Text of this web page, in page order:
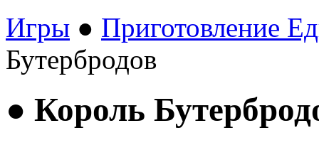
Игры ● Приготовление
Бутербродов
● Король